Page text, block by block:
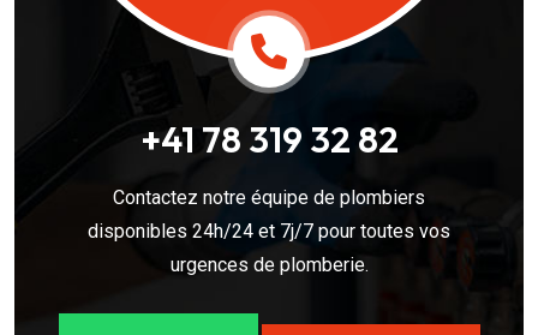
+41 78 319 32 82
Contactez notre équipe de plombiers
disponibles 24h/24 et 7j/7 pour toutes vos
urgences de plomberie.